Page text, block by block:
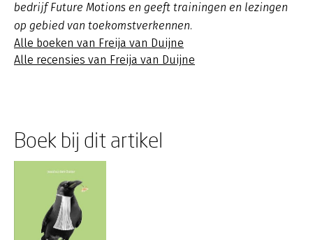
bedrijf Future Motions en geeft trainingen en lezingen
op gebied van toekomstverkennen.
Alle boeken van Freija van Duijne
Alle recensies van Freija van Duijne
Boek bij dit artikel